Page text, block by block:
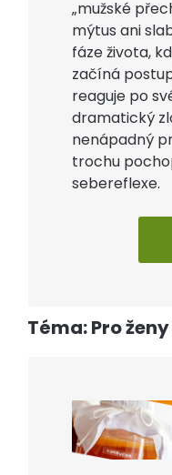
„mužské
mýtus ani
fáze života,
začíná
reaguje po
dramatický
nenápadný
trochu
sebereflexe.
Téma: Pro